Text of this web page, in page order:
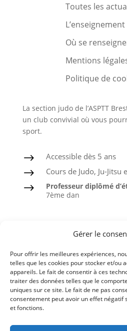
Gérer le
Pour offrir les meilleures expériences,
telles que les cookies pour stocker et/ou
appareils. Le fait de consentir à ces
traiter des données telles que le
uniques sur ce site. Le fait de ne pas
consentement peut avoir un effet négatif
et fonctions.
Toutes les
L’enseignement
Où se
Mentions
Politique de
La section judo de l’ASPTT
un club convivial où vous
sport.
$ Accessible dès 5 ans
$ Cours de Judo, Ju-Jitsu
$
Professeur diplômé
7ème dan
Taïso ou
Ceintures noires